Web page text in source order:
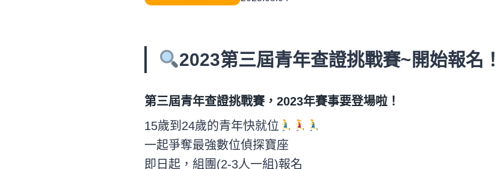
2023第三屆青年查證挑戰賽~開始報名！
第三屆青年查證挑戰賽，2023年賽事要登場啦！
15歲到24歲的青年快就位
一起爭奪最強數位偵探寶座
即日起，組團(2-3人一組)報名